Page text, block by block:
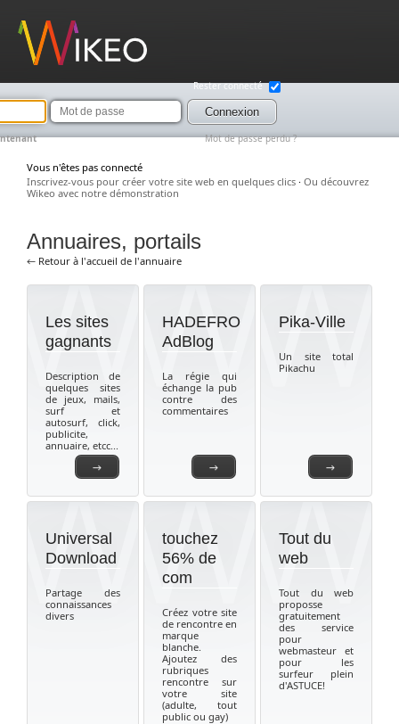
Rester connecté
Mot
de
passe
Connexion
Mot de passe perdu ?
Vous n'êtes pas connecté
Inscrivez-vous pour créer votre site web en quelques clics · Ou découvrez
Wikeo avec notre démonstration
Annuaires, portails
← Retour à l'accueil de l'annuaire
→
Les sites
gagnants
Description de
quelques sites
de jeux, mails,
surf et
autosurf, click,
publicite,
annuaire, etcc...
→
HADEFRO
AdBlog
La régie qui
échange la pub
contre des
commentaires
→
Pika-Ville
Un site total
Pikachu
Universal
Download
Partage des
connaissances
divers
touchez
56% de
com
Créez votre site
de rencontre en
marque
blanche.
Ajoutez des
rubriques
rencontre sur
votre site
(adulte, tout
public ou gay)
Tout du
web
Tout du web
proposse
gratuitement
des service
pour
webmasteur et
pour les
surfeur plein
d'ASTUCE!